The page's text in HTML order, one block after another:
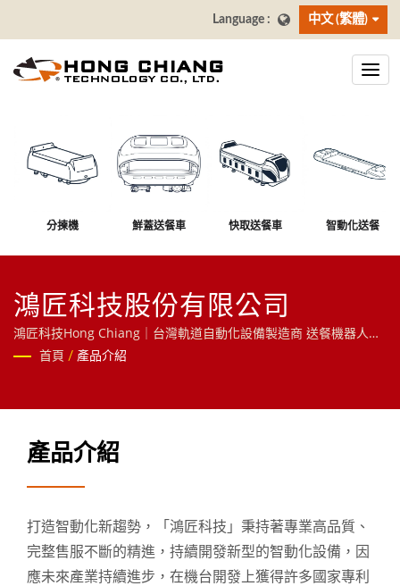
中文 (繁體)
分揀機 鮮蓋送餐車 快取送餐車 智動化送餐
鴻匠科技股份有限公司
鴻匠科技Hong Chiang｜台灣軌道自動化設備製造商 送餐機器人・
自助點餐機・工業分揀系統
首頁 / 產品介紹
產品介紹
打造智動化新趨勢，「鴻匠科技」秉持著專業高品質、
完整售服不斷的精進，持續開發新型的智動化設備，因
應未來產業持續進步，在機台開發上獲得許多國家專利